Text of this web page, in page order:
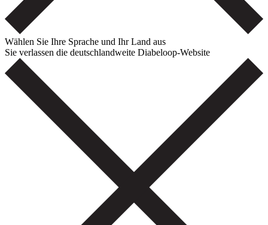
Wählen Sie Ihre Sprache und Ihr Land aus
Sie verlassen die deutschlandweite Diabeloop-Website